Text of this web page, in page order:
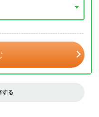
する